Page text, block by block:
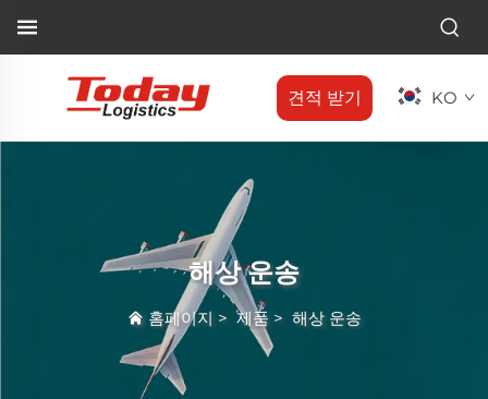
견적 받기 KO
해상 운송
홈페이지 >제품> 해상 운송